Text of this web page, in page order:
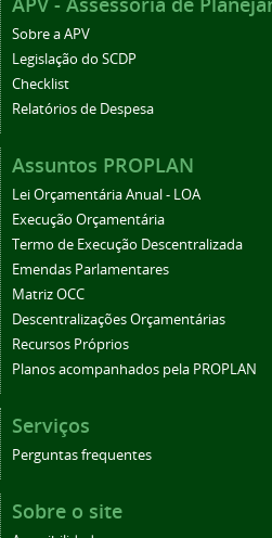
Sobre a APV
Legislação do SCDP
Checklist
Relatórios de Despesa
Assuntos PROPLAN
Lei Orçamentária Anual - LOA
Execução Orçamentária
Termo de Execução Descentralizada
Emendas Parlamentares
Matriz OCC
Descentralizações Orçamentárias
Recursos Próprios
Planos acompanhados pela PROPLAN
Serviços
Perguntas frequentes
Sobre o site